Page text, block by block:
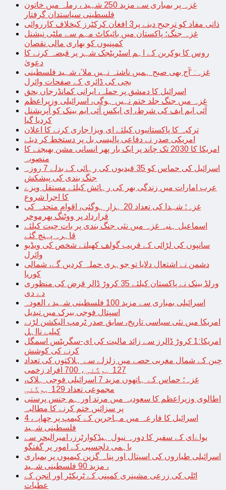
غزہ پر بمباری سے مزید 250 شہید ، رملہ میں خاتون
فلسطینی سیاستدان گرفتار
ذاتی مفاد کو ترجیح دینے پر3 افغان کرکٹرز کیخلاف کارروائی
غزہ جنگ؛ پاکستان میں بائیکاٹ مہم سے ملٹی نیشنل
کمپنیوں کو بھاری مالی نقصان
روس کا یوکرین کے اہم اسٹریٹجک شہر پر قبضہ کرنے کا
دعویٰ
غزہ: ‘آج بھی صبح ہمیں ناشتہ نہیں ملا’، شہید فلسطینی
بچی کی ڈائری کے صفحات وائرل
اسرائیل کا دمشق پر حملہ، ایرانی کمانڈرجاں بحق
غزہ میں جنگ جلد ختم نہیں ہوگی، اسرائیلی وزیراعظم
آئی ایم ایف کی شرط، ای ایکس آئی ایم بینک کو آپریشنل
کردیا گیا
ترکیہ کا پاکستانیوں کیلئے ای ویزا جاری کرنے کا اعلان
امریکی صدر نے دفاعی پالیسی بل پر دستخط کر دیئے
امریکا کا 2030 تک چاند پر ایک بار پھر انسانی مشن بھیجنے کا
منصوبہ
اسرائیل کی حماس کو 35 قیدیوں کی رہائی کے بدلے 7 روزہ
جنگ بندی کی پیشکش
عرب امارات میں زندگی بھر کی رہائش کیلئے مستقل ویزے
کا اجرا شروع
غزہ؛ شہدا کی تعداد 20 ہزار ہوگئی، اقوام متحدہ کی
قرارداد پر ووٹنگ پھرموخر
اسماعیل ہنیہ غزہ میں نئی جنگ بندی پر بات چیت کیلئے
قاہرہ پہنچ گئے
سانپوں کی لڑائی کے قریب گولف کھیلتے شخص کی ویڈیو
وائرل
دشمن نے اشتعال دلایا تو جوہری حملہ کردیں گے، شمالی
کوریا
ورلڈ بینک نے پاکستان کیلئے 35 کروڑ ڈالر قرض کی منظوری
دے دی
اسرائیلی بمباری سے مزید 100 فلسطینی شہید ، العودہ
اسپتال فوجی بیرک میں تبدیل
امریکا میں نئی سیاسی تاریخ، سابق صدر ٹرمپ الیکشن لڑنے
کیلیے نااہل
امریکا:1 کروڑ ڈالرز سے زائد مالیت کی ای-سگریٹس اسمگل
کرنے کی کوشش
چین کے شمال مغربی حصے میں زلزلے سے ہلاکتوں کی تعداد
127 ہوگئی، 700 افراد زخمی
غزہ؛ حماس کے ہاتھوں مزید 7 اسرائیلی فوجی ہلاک،
مجموعی تعداد 129 ہوگئی
اطالوی وزیراعظم کا سعودیہ میں مرتد اور ہم جنس پرستی
پر سزائیں ختم کرنے کا مطالبہ
اسرائیل کا فارعہ میں مہاجرین کے کیمپ پر چھاپہ، 4
فلسطینی شہید
یواےای کے سفیر کا دورہ نیول ہیڈکوارٹرز، امیرالبحر سے
باہمی دلچسپی کے امور پر گفتگو
اسرائیلی طیاروں کی اسپتال اور پناہ گزین کیمپوں پر بمباری
، مزید 90 فلسطینی شہید
اٹلی کی زرعی مشینری کمپنی کے ٹریکٹر اور انجن کے
عطیات